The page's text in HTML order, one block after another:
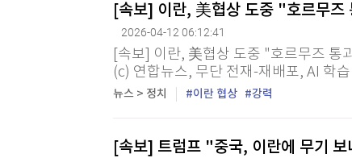
[할인50%] 한·미 투자 올인원 클래스
해외증시
[속보] 이란, 美협상 도중 "호르무즈
2026-04-12 06:12:41
[속보] 이란, 美협상 도중 "호르무즈 통
(c) 연합뉴스, 무단 전재-재배포, AI 학
뉴스 > 정치 이란 협상 강력
[속보] 트럼프 "중국, 이란에 무기